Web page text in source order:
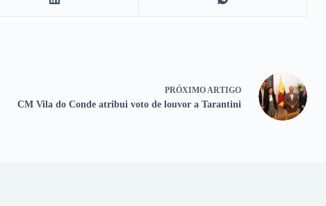
PRÓXIMO ARTIGO
CM Vila do Conde atribui voto de louvor a Tarantini